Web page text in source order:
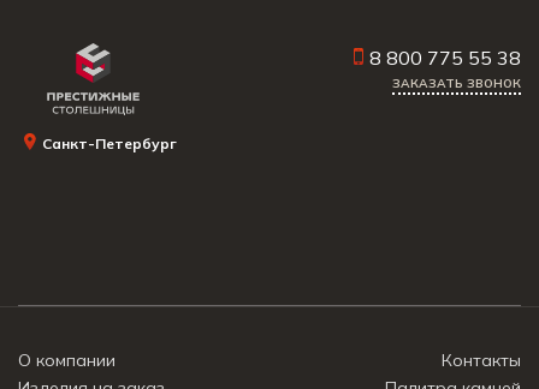
Санкт-Петербург
8 800 775 55 38
ЗАКАЗАТЬ ЗВОНОК
О компании
Контакты